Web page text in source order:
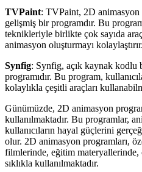
TVPaint: TVPaint, 2D animasyon
gelişmiş bir programdır. Bu
teknikleriyle birlikte çok sayıda
animasyon oluşturmayı kolaylaştırır.
Synfig: Synfig, açık kaynak kodlu
programıdır. Bu program,
kolaylıkla çeşitli araçları
Günümüzde, 2D animasyon
kullanılmaktadır. Bu programlar,
kullanıcıların hayal güçlerini
olur. 2D animasyon programları,
filmlerinde, eğitim
sıklıkla kullanılmaktadır.